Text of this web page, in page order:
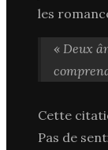
les
« Deux
Cette
Pas de